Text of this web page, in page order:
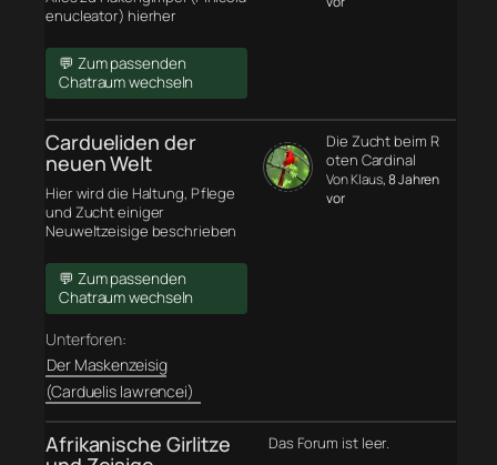
enucleator) hierher
💬 Zum passenden
Chatraum wechseln
Cardueliden der
neuen Welt
Hier wird die Haltung, Pflege
und Zucht einiger
Neuweltzeisige beschrieben
💬 Zum passenden
Chatraum wechseln
Unterforen:
Der Maskenzeisig
(Carduelis lawrencei)
Die Zucht beim R
oten Cardinal
Von Klaus, 8 Jahren
vor
Afrikanische Girlitze Das Forum ist leer.